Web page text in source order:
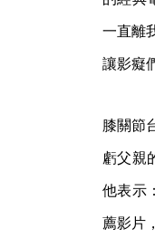
一直離
讓影癡
膝關節
虧父親
他表示
薦影片